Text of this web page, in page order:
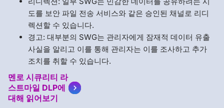
도를 보안 파일 전송 서비스와 같은 승인된 채널로 리디
렉션할 수 있습니다.
경고: 대부분의 SWG는 관리자에게 잠재적 데이터 유출
사실을 알리고 이를 통해 관리자는 이를 조사하고 추가
조치를 취할 수 있습니다.
멘로 시큐리티 라
스트마일 DLP에
대해 읽어보기